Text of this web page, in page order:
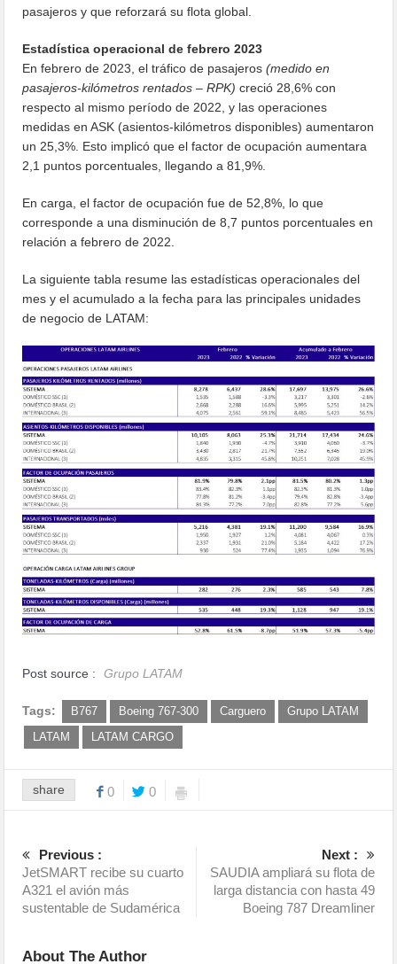
pasajeros y que reforzará su flota global.
Estadística operacional de febrero 2023
En febrero de 2023, el tráfico de pasajeros (medido en
pasajeros-kilómetros rentados – RPK) creció 28,6% con
respecto al mismo período de 2022, y las operaciones
medidas en ASK (asientos-kilómetros disponibles) aumentaron
un 25,3%. Esto implicó que el factor de ocupación aumentara
2,1 puntos porcentuales, llegando a 81,9%.
En carga, el factor de ocupación fue de 52,8%, lo que
corresponde a una disminución de 8,7 puntos porcentuales en
relación a febrero de 2022.
La siguiente tabla resume las estadísticas operacionales del
mes y el acumulado a la fecha para las principales unidades
de negocio de LATAM:
Post source : Grupo LATAM
Tags: B767 Boeing 767-300 Carguero
Grupo LATAM
LATAM
LATAM CARGO
share 0 0
Previous :
JetSMART recibe su cuarto
A321 el avión más
sustentable de Sudamérica
Next :
SAUDIA ampliará su flota de
larga distancia con hasta 49
Boeing 787 Dreamliner
About The Author